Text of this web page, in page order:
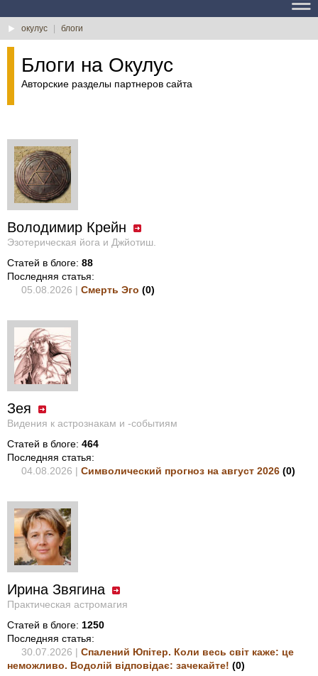
окулус блоги
Блоги на Окулус
Авторские разделы партнеров сайта
Володимир Крейн
Эзотерическая йога и Джйотиш.
Статей в блоге: 88
Последняя статья:
05.08.2026 | Смерть Эго (0)
Зея
Видения к астрознакам и -событиям
Статей в блоге: 464
Последняя статья:
04.08.2026 | Символический прогноз на август 2026 (0)
Ирина Звягина
Практическая астромагия
Статей в блоге: 1250
Последняя статья:
30.07.2026 | Спалений Юпітер. Коли весь світ каже: це
неможливо. Водолій відповідає: зачекайте! (0)